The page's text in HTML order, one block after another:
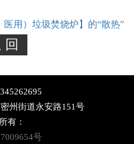
用）垃圾焚烧炉】的“散热”
州街道永安路151号
有：
号